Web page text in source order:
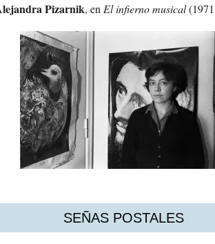
Pizarnik, enEl infierno musical
SEÑAS POSTALES